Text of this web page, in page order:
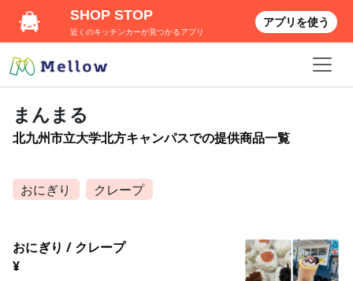
まんまる
北九州市立大学北方キャンパスでの提供商品一覧
おにぎり クレープ
おにぎり / クレープ
¥
SHOP STOP
近くのキッチンカーが見つかるアプリ
アプリを使う